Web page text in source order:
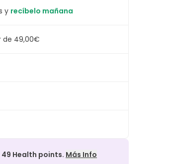
y recíbelo mañana
de 49,00€
49 Health points. Más Info